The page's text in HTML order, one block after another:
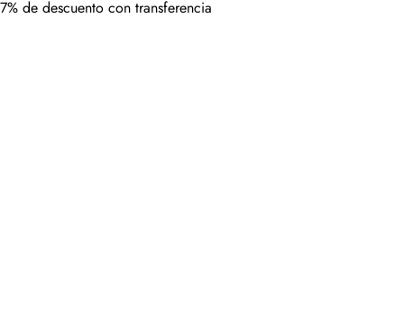
7% de descuento con transferencia